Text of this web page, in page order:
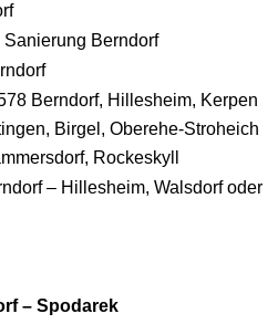
Berndorf
Berndorf, Hillesheim, Kerpen
Birgel, Oberehe-Stroheich
Rockeskyll
– Hillesheim, Walsdorf oder
– Spodarek